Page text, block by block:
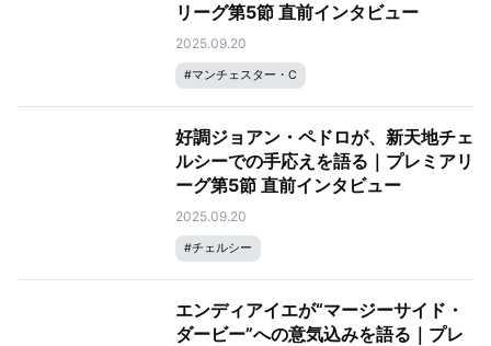
リーグ第5節 直前インタビュー
2025.09.20
#マンチェスター・C
好調ジョアン・ペドロが、新天地チェ
ルシーでの手応えを語る｜プレミアリ
ーグ第5節 直前インタビュー
2025.09.20
#チェルシー
エンディアイエが“マージーサイド・
ダービー”への意気込みを語る｜プレ